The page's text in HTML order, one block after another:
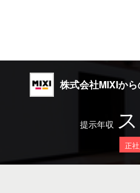
株式会社MIXIから
提示年収
正